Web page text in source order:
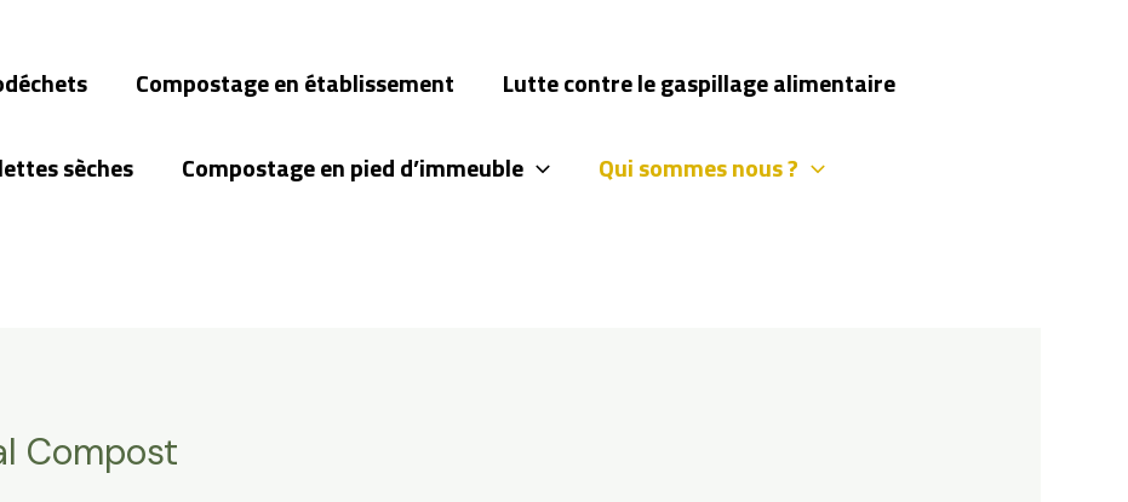
Compostage en établissement Lutte contre le gaspillage alimentaire
sèches Compostage en pied d’immeuble Qui sommes nous ?
Compost